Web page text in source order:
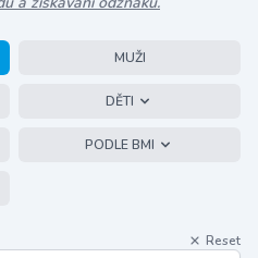
MUŽI
DĚTI
PODLE BMI
Reset